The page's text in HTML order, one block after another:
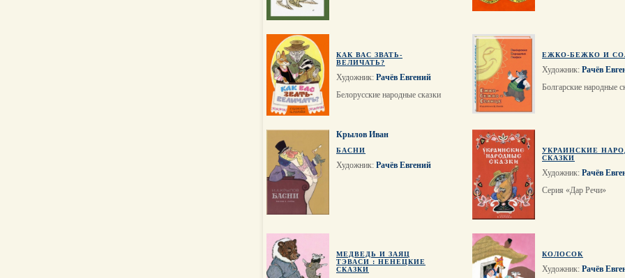
КАК ВАС ЗВАТЬ-
ВЕЛИЧАТЬ?
Художник: Рачёв Евгений
Белорусские народные сказки
ЕЖКО-БЕЖКО И
Художник: Рачёв
Болгарские народные
Крылов Иван
БАСНИ
Художник: Рачёв Евгений
УКРАИНСКИЕ
СКАЗКИ
Художник: Рачёв
Серия «Дар Речи»
МЕДВЕДЬ И ЗАЯЦ
ТЭВАСИ : НЕНЕЦКИЕ
СКАЗКИ
КОЛОСОК
Художник: Рачёв